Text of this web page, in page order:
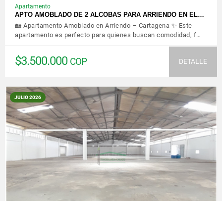
Apartamento
APTO AMOBLADO DE 2 ALCOBAS PARA ARRIENDO EN EL…
🏡 Apartamento Amoblado en Arriendo – Cartagena ✨ Este
apartamento es perfecto para quienes buscan comodidad, f…
$3.500.000 COP DETALLE
JULIO 2026
VER DETALLES